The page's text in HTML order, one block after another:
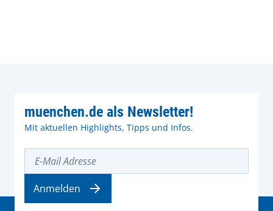
muenchen.de als Newsletter!
Mit aktuellen Highlights, Tipps und Infos.
Anmelden